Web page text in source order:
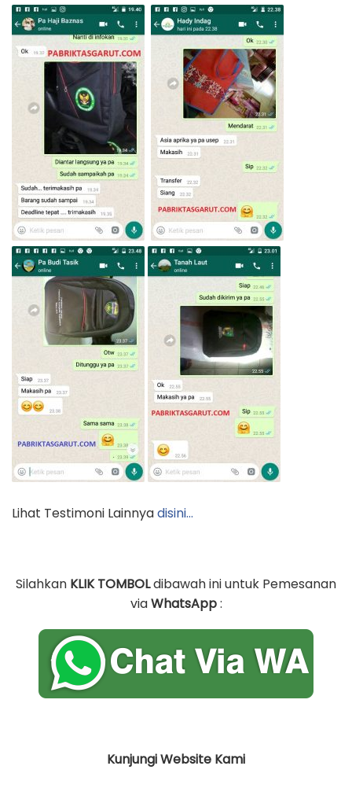
Lihat Testimoni Lainnyadisini…
Silahkan KLIK TOMBOLdibawah ini untuk Pemesanan
viaWhatsApp:
Kunjungi Website Kami